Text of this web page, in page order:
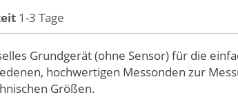
1-3 Tage
Grundgerät (ohne Sensor) für die
hochwertigen Messonden zur
Größen.